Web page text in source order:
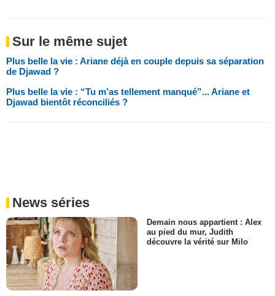
Sur le même sujet
Plus belle la vie : Ariane déjà en couple depuis sa séparation
de Djawad ?
Plus belle la vie : “Tu m’as tellement manqué”... Ariane et
Djawad bientôt réconciliés ?
News séries
Demain nous appartient : Alex
au pied du mur, Judith
découvre la vérité sur Milo